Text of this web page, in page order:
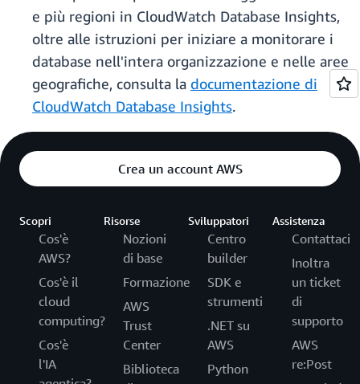
e più regioni in CloudWatch Database Insights,
oltre alle istruzioni per iniziare a monitorare i
database nell'intera organizzazione e nelle aree
geografiche, consulta la documentazione di
CloudWatch Database Insights.
Crea un account AWS
Scopri
Cos'è
AWS?
Cos'è il
cloud
computing?
Cos'è
l'IA
Risorse
Nozioni
di base
Formazione
AWS
Trust
Center
Biblioteca
Sviluppatori
Centro
builder
SDK e
strumenti
.NET su
AWS
Python
Assistenza
Contattaci
Inoltra
un ticket
di
supporto
AWS
re:Post